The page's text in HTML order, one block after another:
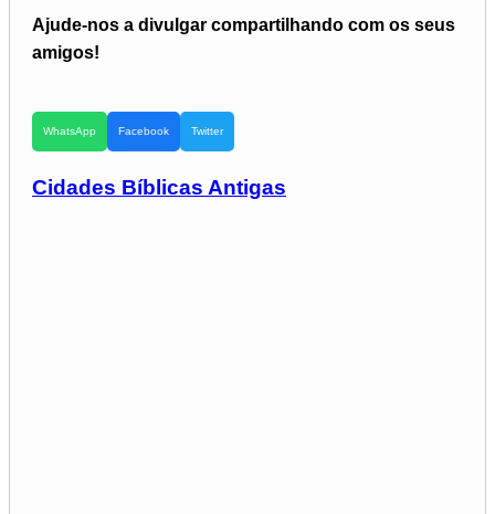
Ajude-nos a divulgar compartilhando com os seus
amigos!
WhatsApp Facebook Twitter
Cidades Bíblicas Antigas